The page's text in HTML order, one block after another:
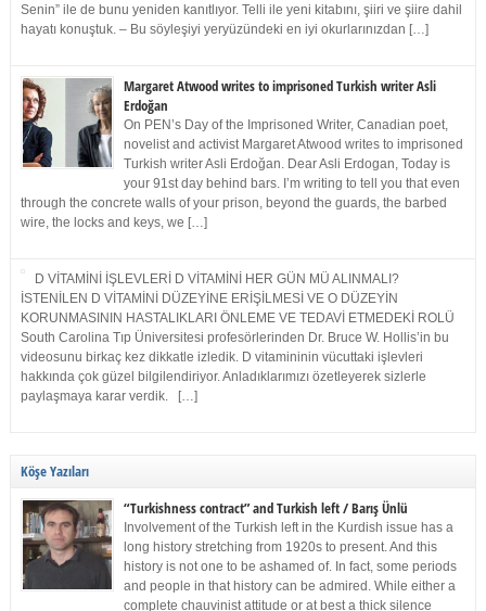
Senin” ile de bunu yeniden kanıtlıyor. Telli ile yeni kitabını, şiiri ve şiire dahil
hayatı konuştuk. – Bu söyleşiyi yeryüzündeki en iyi okurlarınızdan […]
Margaret Atwood writes to imprisoned Turkish writer Asli
Erdoğan
On PEN’s Day of the Imprisoned Writer, Canadian poet,
novelist and activist Margaret Atwood writes to imprisoned
Turkish writer Asli Erdoğan. Dear Asli Erdogan, Today is
your 91st day behind bars. I’m writing to tell you that even
through the concrete walls of your prison, beyond the guards, the barbed
wire, the locks and keys, we […]
D VİTAMİNİ İŞLEVLERİ D VİTAMİNİ HER GÜN MÜ ALINMALI?
İSTENİLEN D VİTAMİNİ DÜZEYİNE ERİŞİLMESİ VE O DÜZEYİN
KORUNMASININ HASTALIKLARI ÖNLEME VE TEDAVİ ETMEDEKİ ROLÜ
South Carolina Tıp Üniversitesi profesörlerinden Dr. Bruce W. Hollis’in bu
videosunu birkaç kez dikkatle izledik. D vitamininin vücuttaki işlevleri
hakkında çok güzel bilgilendiriyor. Anladıklarımızı özetleyerek sizlerle
paylaşmaya karar verdik. […]
Köşe Yazıları
“Turkishness contract” and Turkish left / Barış Ünlü
Involvement of the Turkish left in the Kurdish issue has a
long history stretching from 1920s to present. And this
history is not one to be ashamed of. In fact, some periods
and people in that history can be admired. While either a
complete chauvinist attitude or at best a thick silence